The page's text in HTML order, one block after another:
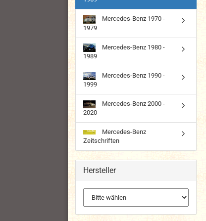
Mercedes-Benz 1970 -
1979
Mercedes-Benz 1980 -
1989
Mercedes-Benz 1990 -
1999
Mercedes-Benz 2000 -
2020
Mercedes-Benz
Zeitschriften
Hersteller